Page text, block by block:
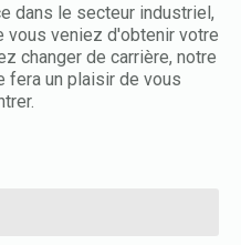
dans le secteur industriel,
vous veniez d'obtenir votre
changer de carrière, notre
fera un plaisir de vous